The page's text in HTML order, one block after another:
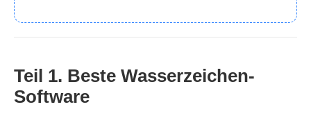
Teil 1. Beste Wasserzeichen-
Software